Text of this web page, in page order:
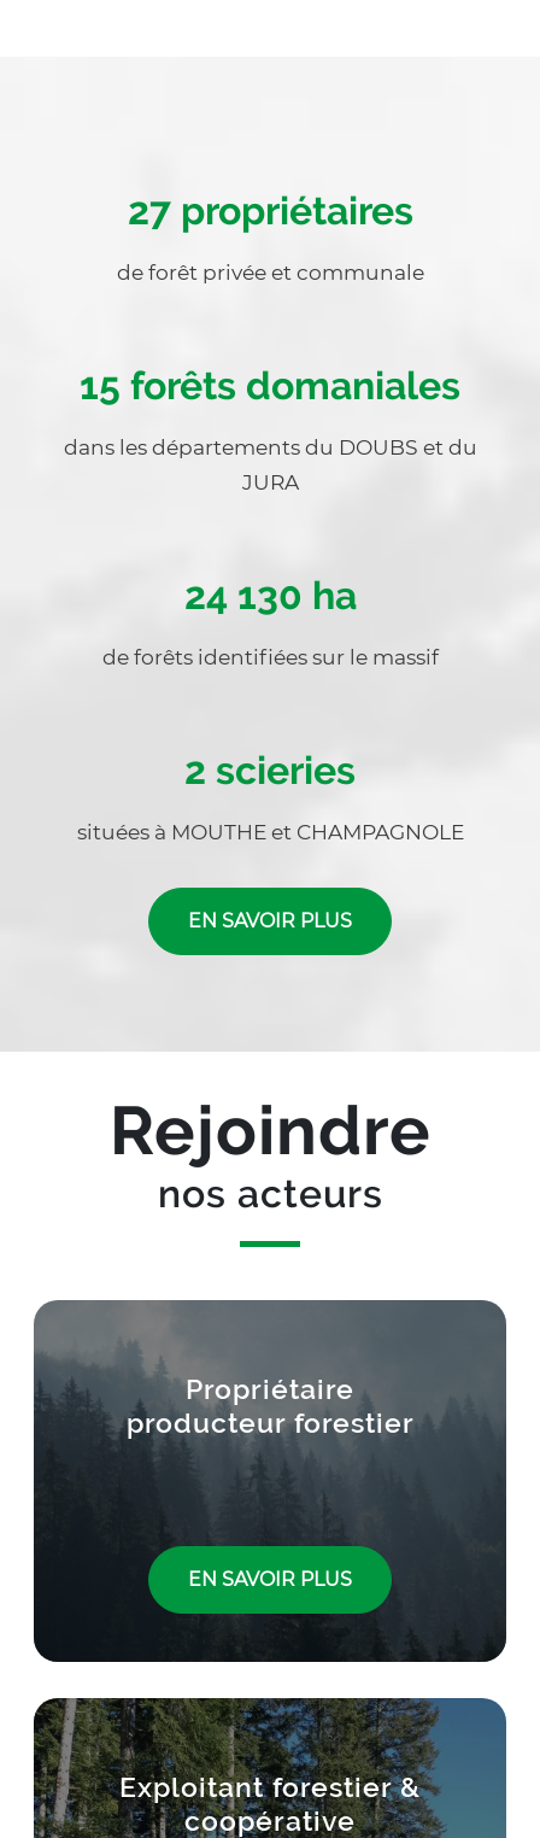
Chiffre27 propriétaires
de forêt privée et communale
Chiffre
15 forêts domaniales
Texte
dans les départements du DOUBS et du
JURA
24 130 ha
de forêts identifiées sur le massif
2 scieries
Textesituées à MOUTHE et CHAMPAGNOLE
EN SAVOIR PLUS
Rejoindre
nos acteurs
Carte
Titre Propriétaire
producteur forestier
EN SAVOIR PLUS
Titre
Exploitant forestier &
coopérative